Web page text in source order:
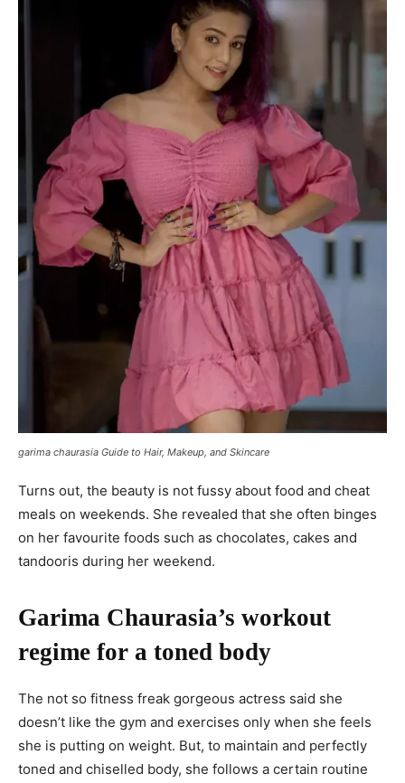
garima chaurasia Guide to Hair, Makeup, and Skincare
Turns out, the beauty is not fussy about food and cheat
meals on weekends. She revealed that she often binges
on her favourite foods such as chocolates, cakes and
tandooris during her weekend.
Garima Chaurasia’s workout
regime for a toned body
The not so fitness freak gorgeous actress said she
doesn’t like the gym and exercises only when she feels
she is putting on weight. But, to maintain and perfectly
toned and chiselled body, she follows a certain routine